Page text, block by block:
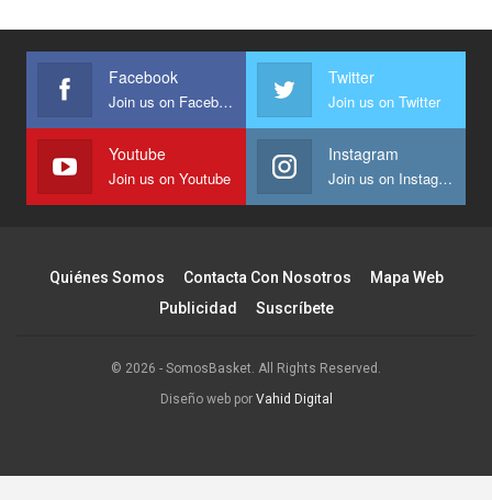
Facebook
Join us on Facebook
Twitter
Join us on Twitter
Youtube
Join us on Youtube
Instagram
Join us on Instagram
Quiénes Somos Contacta Con Nosotros
Mapa Web
Publicidad
Suscríbete
© 2026 - SomosBasket. All Rights Reserved.
Diseño web por Vahid Digital